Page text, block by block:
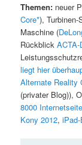
Themen: neuer
Core*), Turbinen-
Maschine (
RückblickACTA-
liegt hier
Alternate Reality
(privater Blog)),
8000
Kony 2012,